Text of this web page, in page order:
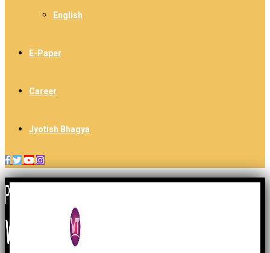
English
E-Paper
Career
Jyotish Bhagya